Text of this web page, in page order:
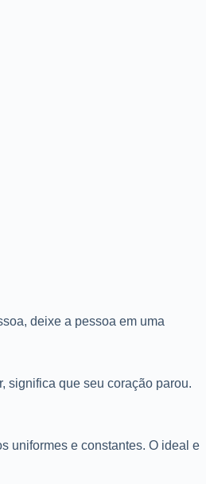
deixe a pessoa em uma
significa que seu coração parou.
uniformes e constantes. O ideal e